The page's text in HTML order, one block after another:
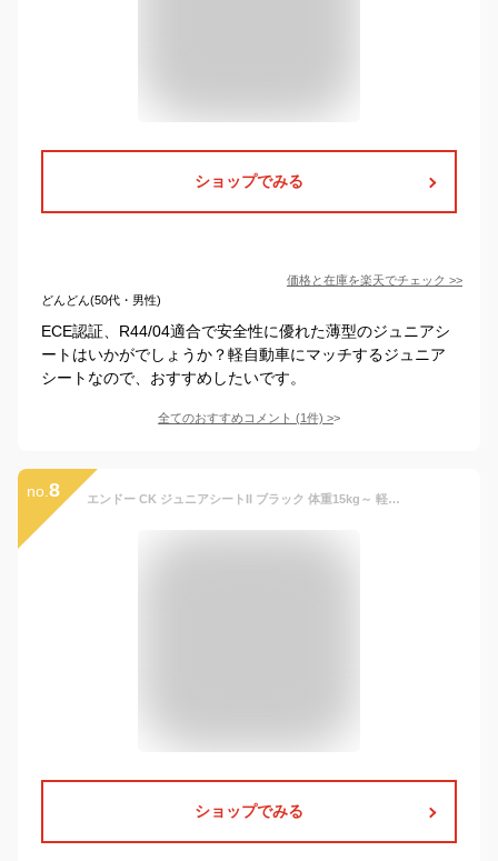
ショップでみる
価格と在庫を楽天でチェック >>
どんどん(50代・男性)
ECE認証、R44/04適合で安全性に優れた薄型のジュニアシ
ートはいかがでしょうか？軽自動車にマッチするジュニア
シートなので、おすすめしたいです。
全てのおすすめコメント (1件) >
no. 8 エンドー CK ジュニアシートII ブラック 体重15kg～ 軽量・コンパクト ブースターシート
ショップでみる